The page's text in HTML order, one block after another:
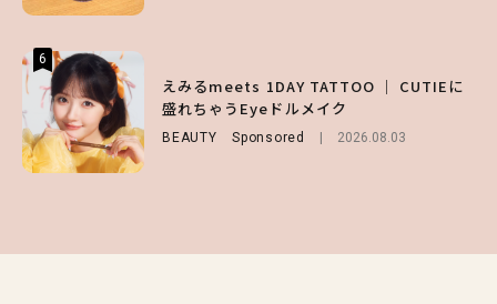
6
えみるmeets 1DAY TATTOO ｜ CUTIEに
盛れちゃうEyeドルメイク
BEAUTY Sponsored 2026.08.03
6
【ALD1】グループの魅力＆素顔に迫る♡ 一
問一答をお届け！【sweet web独占】
ENTERTAINMENT 2026.08.03
6
【GU】夏の“主役級”アイテム決定！ヘルシ
ー＆可愛すぎる「大人の肌見せ」トップス3
選
2026.07.19